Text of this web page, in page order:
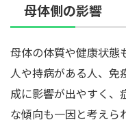
母体側の影響
母体の体質や健康状態
人や持病がある人、免
成に影響が出やすく、
な傾向も一因と考えら